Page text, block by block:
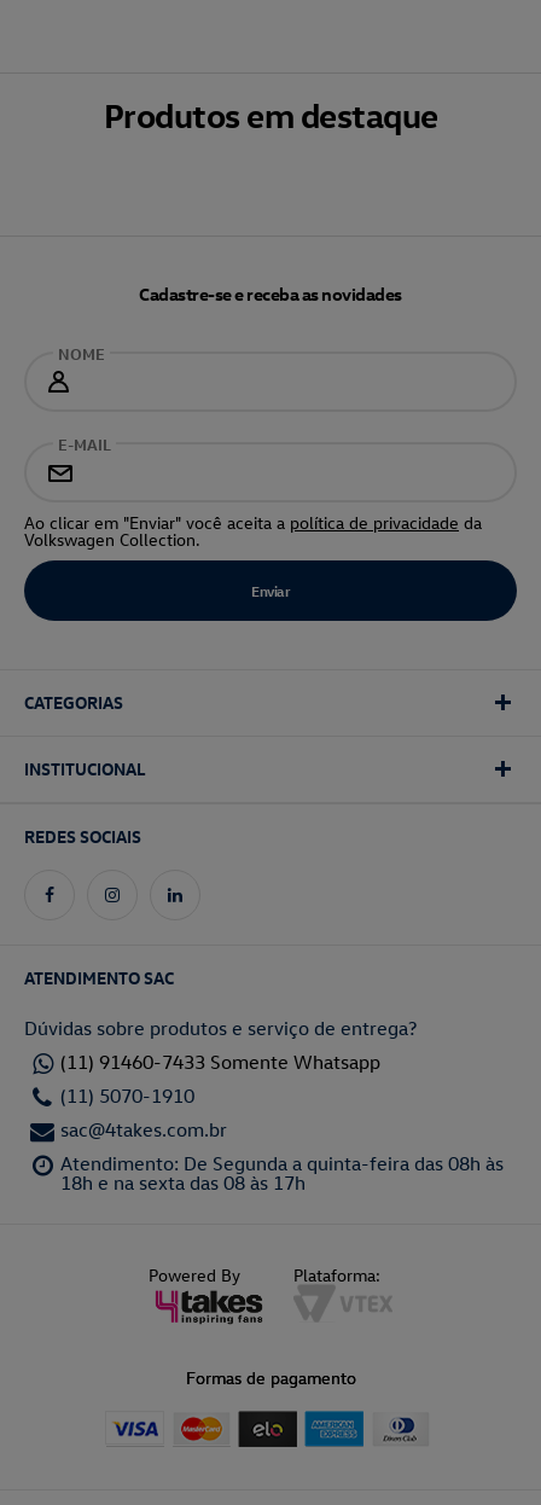
Produtos em destaque
Cadastre-se e receba as novidades
NOME
E-MAIL
Ao clicar em "Enviar" você aceita a política de privacidade da
Volkswagen Collection.
CATEGORIAS
INSTITUCIONAL
REDES SOCIAIS
ATENDIMENTO SAC
Dúvidas sobre produtos e serviço de entrega?
(11) 91460-7433 Somente Whatsapp
(11) 5070-1910
sac@4takes.com.br
Atendimento: De Segunda a quinta-feira das 08h às
18h e na sexta das 08 às 17h
Powered By Plataforma:
Formas de pagamento